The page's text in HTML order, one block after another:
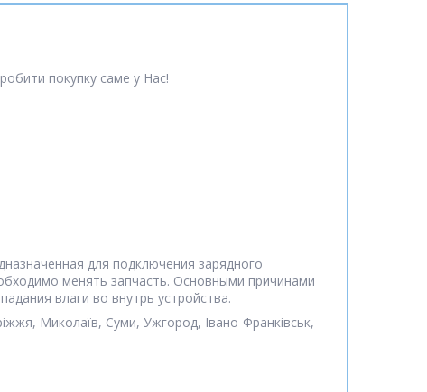
покупку саме у Нас!
для подключения зарядного
менять запчасть. Основными причинами
влаги во внутрь устройства.
Миколаїв, Суми, Ужгород, Івано-Франківськ,